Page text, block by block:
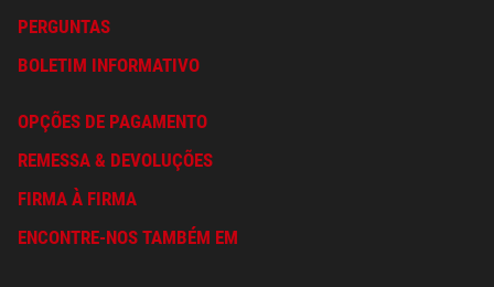
PERGUNTAS
BOLETIM INFORMATIVO
OPÇÕES DE PAGAMENTO
REMESSA & DEVOLUÇÕES
FIRMA À FIRMA
ENCONTRE-NOS TAMBÉM EM